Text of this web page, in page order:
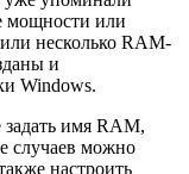
мощности или
несколько RAM-
и
Windows.
имя RAM,
случаев можно
настроить